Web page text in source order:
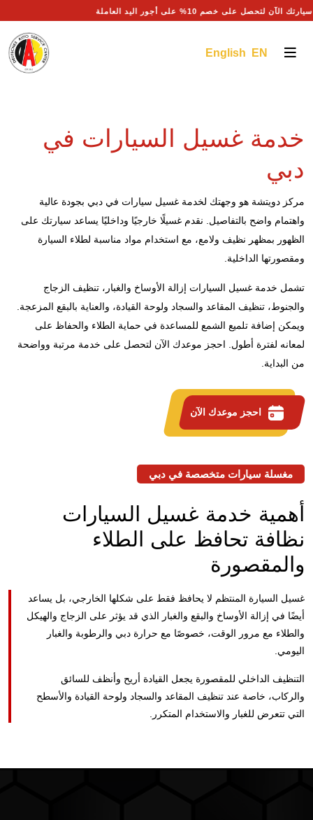
سيارتك الآن لتحصل على خصم 10% على أجور اليد العاملة
English EN
خدمة غسيل السيارات في
دبي
مركز دويتشة هو وجهتك لخدمة غسيل سيارات في دبي بجودة عالية
واهتمام واضح بالتفاصيل. نقدم غسيلًا خارجيًا وداخليًا يساعد سيارتك على
الظهور بمظهر نظيف ولامع، مع استخدام مواد مناسبة لطلاء السيارة
ومقصورتها الداخلية.
تشمل خدمة غسيل السيارات إزالة الأوساخ والغبار، تنظيف الزجاج
والجنوط، تنظيف المقاعد والسجاد ولوحة القيادة، والعناية بالبقع المزعجة.
ويمكن إضافة تلميع الشمع للمساعدة في حماية الطلاء والحفاظ على
لمعانه لفترة أطول. احجز موعدك الآن لتحصل على خدمة مرتبة وواضحة
من البداية.
احجز موعدك الآن
مغسلة سيارات متخصصة في دبي
أهمية خدمة غسيل السيارات
نظافة تحافظ على الطلاء
والمقصورة
غسيل السيارة المنتظم لا يحافظ فقط على شكلها الخارجي، بل يساعد
أيضًا في إزالة الأوساخ والبقع والغبار الذي قد يؤثر على الزجاج والهيكل
والطلاء مع مرور الوقت، خصوصًا مع حرارة دبي والرطوبة والغبار
اليومي.
التنظيف الداخلي للمقصورة يجعل القيادة أريح وأنظف للسائق
والركاب، خاصة عند تنظيف المقاعد والسجاد ولوحة القيادة والأسطح
التي تتعرض للغبار والاستخدام المتكرر.